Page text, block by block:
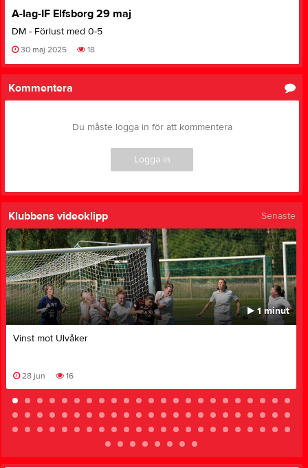
seconds
of
seconds
A-lag-IF Elfsborg 29 maj
DM - Förlust med 0-5
30 maj 2025 18
Kommentera
Du måste logga in för att kommentera
Logga in
Klubbens videoklipp Senaste
1 minut
Vinst mot Ulvåker
28 jun 16